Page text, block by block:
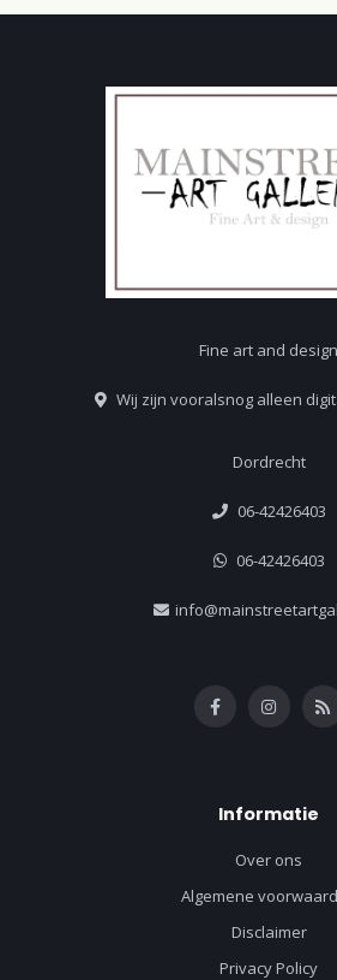
Fine art and design
Wij zijn vooralsnog alleen
Dordrecht
06-42426403
06-42426403
Informatie
Over ons
Algemene
Disclaimer
Privacy Policy